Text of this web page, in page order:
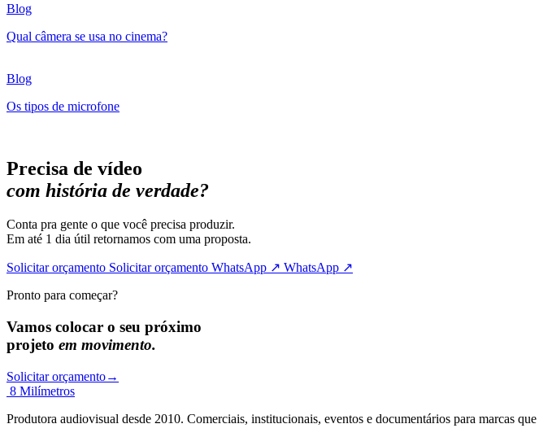
Blog
Qual câmera se usa no cinema?
Blog
Os tipos de microfone
Precisa de vídeo
com história de verdade?
Conta pra gente o que você precisa produzir.
Em até 1 dia útil retornamos com uma proposta.
Solicitar orçamento Solicitar orçamento WhatsApp ↗ WhatsApp ↗
Pronto para começar?
Vamos colocar o seu próximo
projeto em movimento.
Solicitar orçamento→
8 Milímetros
Produtora audiovisual desde 2010. Comerciais, institucionais, eventos e documentários para marcas que